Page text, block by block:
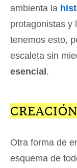
ambienta la
protagonistas y
tenemos esto,
escaleta sin
esencial .
Otra forma de
esquema de